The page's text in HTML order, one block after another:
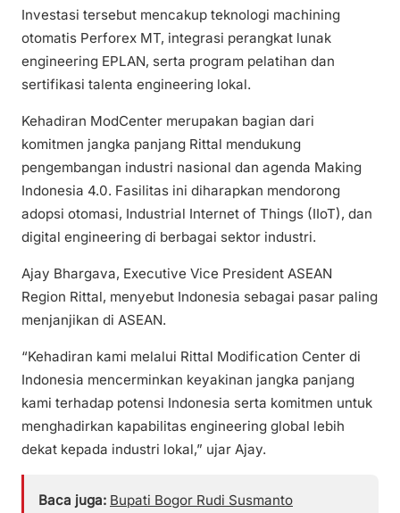
Investasi tersebut mencakup teknologi machining
otomatis Perforex MT, integrasi perangkat lunak
engineering EPLAN, serta program pelatihan dan
sertifikasi talenta engineering lokal.
Kehadiran ModCenter merupakan bagian dari
komitmen jangka panjang Rittal mendukung
pengembangan industri nasional dan agenda Making
Indonesia 4.0. Fasilitas ini diharapkan mendorong
adopsi otomasi, Industrial Internet of Things (IIoT), dan
digital engineering di berbagai sektor industri.
Ajay Bhargava, Executive Vice President ASEAN
Region Rittal, menyebut Indonesia sebagai pasar paling
menjanjikan di ASEAN.
“Kehadiran kami melalui Rittal Modification Center di
Indonesia mencerminkan keyakinan jangka panjang
kami terhadap potensi Indonesia serta komitmen untuk
menghadirkan kapabilitas engineering global lebih
dekat kepada industri lokal,” ujar Ajay.
Baca juga: Bupati Bogor Rudi Susmanto